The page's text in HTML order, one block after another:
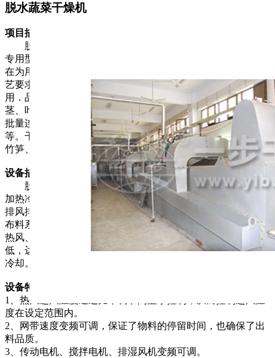
脱水蔬菜干燥机
项目描述：
脱水蔬菜干燥机是在传统网
专用型设备，具有较强的针对性，实用性，能源效率高。我们
在为用户生产制作设备时，根据所需干燥产品的特性，用户工
艺要求，结合几十年来积累的经验，为用户设计制作出^适
用．品质^佳的蔬菜干燥设备。蔬菜脱水干燥机能满足根、
茎、叶类条状、块状、片状、大颗粒状等蔬菜物料的干燥和大
批量连续生产，同时能^大限度的保留产品的营养成份及颜色
等。干燥的典型物料有：蒜片、南瓜、胡萝卜、魔芋、山药、
竹笋、辣根、洋葱、苹果等。
设备描述：
脱水蔬菜干燥机由进料系统、布料系统、进风过滤系统、
加热冷却系统、主机、传动系统、旁路过滤系统、出料系统、
排风排湿系统、控制系统等组成。工作时，由进料系统给料至
布料系统，将物料加入带式干燥机，物料与穿过网带的穿流式
热风、冷风相遇，进行传热、传质，热风循环利用使能耗更
低，达一定湿度后，部分强制排湿带走水分，物料完成干燥并
冷却。
设备特点：
1、热风进风温度通过比率调节阀显示控制，从而控制进风温
度在设定范围内。
2、网带速度变频可调，保证了物料的停留时间，也确保了出
料品质。
3、传动电机、搅拌电机、排湿风机变频可调。